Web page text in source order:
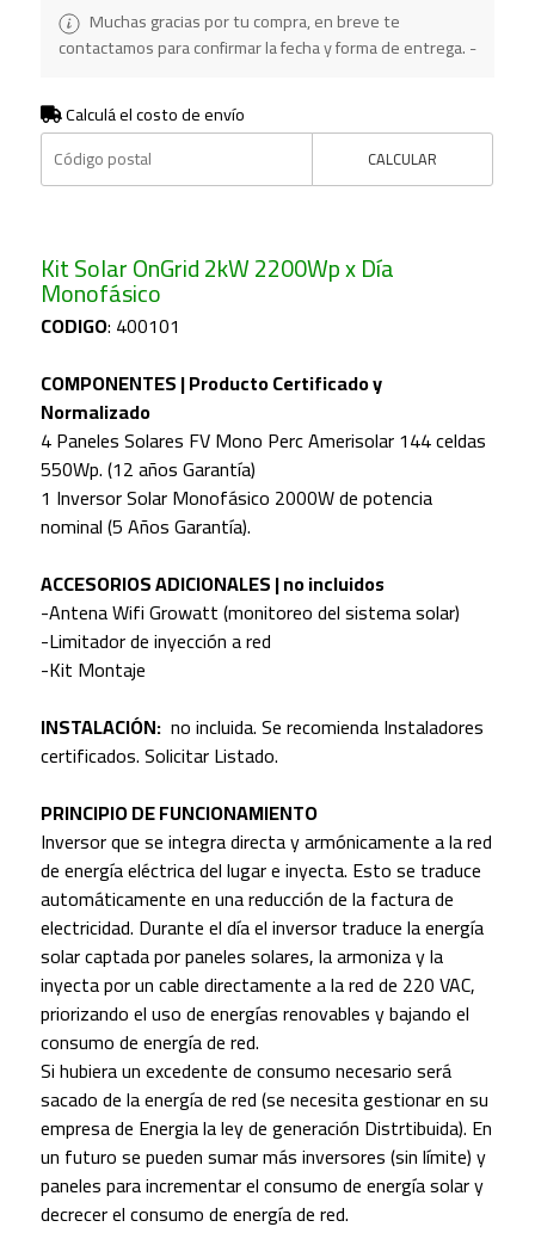
Muchas gracias por tu compra, en breve te
contactamos para confirmar la fecha y forma de entrega. -
Calculá el costo de envío
CALCULAR
Kit Solar OnGrid 2kW 2200Wp x Día
Monofásico
CODIGO: 400101
COMPONENTES | Producto Certificado y
Normalizado
4 Paneles Solares FV Mono Perc Amerisolar 144 celdas
550Wp. (12 años Garantía)
1 Inversor Solar Monofásico 2000W de potencia
nominal (5 Años Garantía).
ACCESORIOS ADICIONALES | no incluidos
-Antena Wifi Growatt (monitoreo del sistema solar)
-Limitador de inyección a red
-Kit Montaje
INSTALACIÓN: no incluida. Se recomienda Instaladores
certificados. Solicitar Listado.
PRINCIPIO DE FUNCIONAMIENTO
Inversor que se integra directa y armónicamente a la red
de energía eléctrica del lugar e inyecta. Esto se traduce
automáticamente en una reducción de la factura de
electricidad. Durante el día el inversor traduce la energía
solar captada por paneles solares, la armoniza y la
inyecta por un cable directamente a la red de 220 VAC,
priorizando el uso de energías renovables y bajando el
consumo de energía de red.
Si hubiera un excedente de consumo necesario será
sacado de la energía de red (se necesita gestionar en su
empresa de Energia la ley de generación Distrtibuida). En
un futuro se pueden sumar más inversores (sin límite) y
paneles para incrementar el consumo de energía solar y
decrecer el consumo de energía de red.